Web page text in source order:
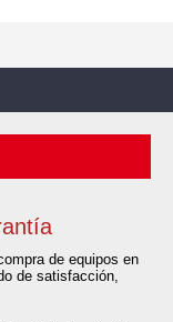
de equipos en
de satisfacción,